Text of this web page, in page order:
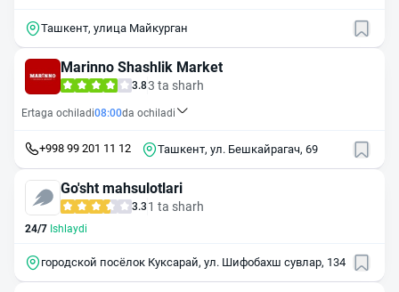
Ташкент, улица Майкурган
Marinno Shashlik Market
3.83 ta sharh
Ertaga ochiladi08:00da ochiladi
+998 99 201 11 12 Ташкент, ул. Бешкайрагач, 69
Go'sht mahsulotlari
3.3 1 ta sharh
24/7 Ishlaydi
городской посёлок Куксарай, ул. Шифобахш сувлар, 134